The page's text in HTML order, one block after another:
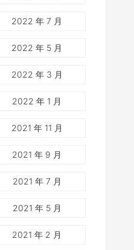
2022 年 7 月
2022 年 5 月
2022 年 3 月
2022 年 1 月
2021 年 11 月
2021 年 9 月
2021 年 7 月
2021 年 5 月
2021 年 2 月